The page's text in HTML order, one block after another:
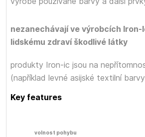
nezanechávají ve výrobcích Iron-
lidskému zdraví škodlivé látky
produkty Iron-ic jsou na
(například levné asijské textilní
Key features
volnost pohybu